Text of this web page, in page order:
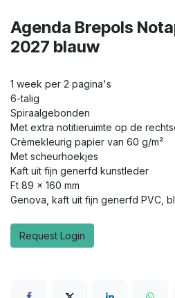
Agenda Brepols
2027 blauw
1 week per 2 pagina's
6-talig
Spiraalgebonden
Met extra notitieruimte op de
Crèmekleurig papier van 60 g/m²
Met scheurhoekjes
Kaft uit fijn generfd kunstleder
Ft 89 x 160 mm
Genova, kaft uit fijn generfd PVC,
Request Login